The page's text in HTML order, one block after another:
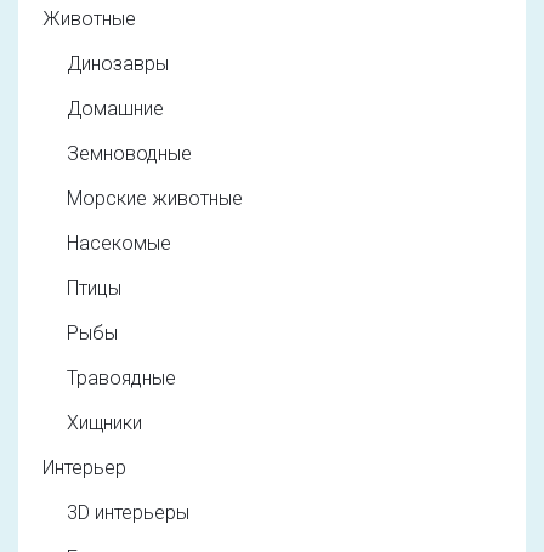
Животные
Динозавры
Домашние
Земноводные
Морские животные
Насекомые
Птицы
Рыбы
Травоядные
Хищники
Интерьер
3D интерьеры